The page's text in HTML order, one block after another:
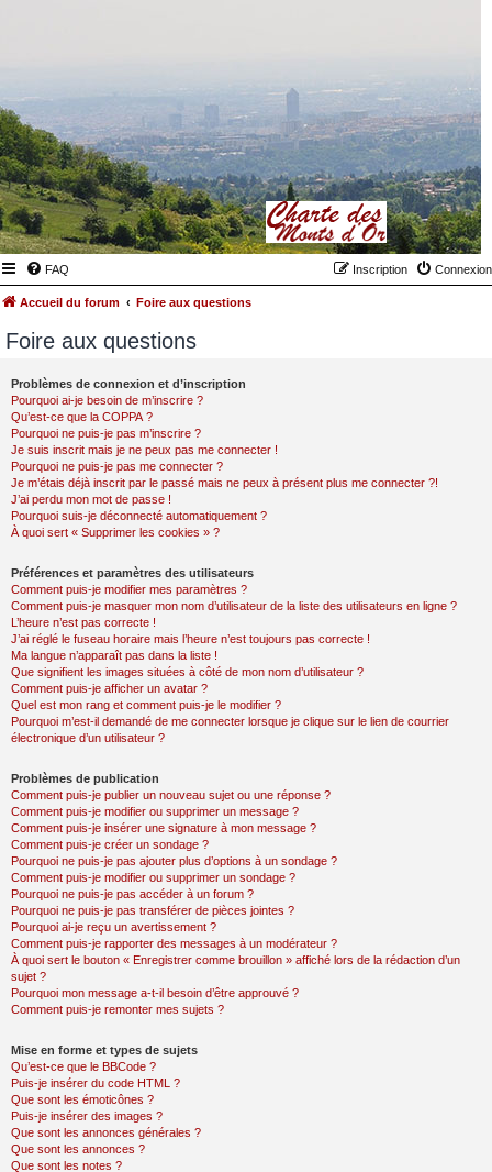
FAQ Connexion
Inscription
Accueil du forum Foire aux questions
Foire aux questions
Problèmes de connexion et d’inscription
Pourquoi ai-je besoin de m’inscrire ?
Qu’est-ce que la COPPA ?
Pourquoi ne puis-je pas m’inscrire ?
Je suis inscrit mais je ne peux pas me connecter !
Pourquoi ne puis-je pas me connecter ?
Je m’étais déjà inscrit par le passé mais ne peux à présent plus me connecter ?!
J’ai perdu mon mot de passe !
Pourquoi suis-je déconnecté automatiquement ?
À quoi sert « Supprimer les cookies » ?
Préférences et paramètres des utilisateurs
Comment puis-je modifier mes paramètres ?
Comment puis-je masquer mon nom d’utilisateur de la liste des utilisateurs en ligne ?
L’heure n’est pas correcte !
J’ai réglé le fuseau horaire mais l’heure n’est toujours pas correcte !
Ma langue n’apparaît pas dans la liste !
Que signifient les images situées à côté de mon nom d’utilisateur ?
Comment puis-je afficher un avatar ?
Quel est mon rang et comment puis-je le modifier ?
Pourquoi m’est-il demandé de me connecter lorsque je clique sur le lien de courrier
électronique d’un utilisateur ?
Problèmes de publication
Comment puis-je publier un nouveau sujet ou une réponse ?
Comment puis-je modifier ou supprimer un message ?
Comment puis-je insérer une signature à mon message ?
Comment puis-je créer un sondage ?
Pourquoi ne puis-je pas ajouter plus d’options à un sondage ?
Comment puis-je modifier ou supprimer un sondage ?
Pourquoi ne puis-je pas accéder à un forum ?
Pourquoi ne puis-je pas transférer de pièces jointes ?
Pourquoi ai-je reçu un avertissement ?
Comment puis-je rapporter des messages à un modérateur ?
À quoi sert le bouton « Enregistrer comme brouillon » affiché lors de la rédaction d’un
sujet ?
Pourquoi mon message a-t-il besoin d’être approuvé ?
Comment puis-je remonter mes sujets ?
Mise en forme et types de sujets
Qu’est-ce que le BBCode ?
Puis-je insérer du code HTML ?
Que sont les émoticônes ?
Puis-je insérer des images ?
Que sont les annonces générales ?
Que sont les annonces ?
Que sont les notes ?